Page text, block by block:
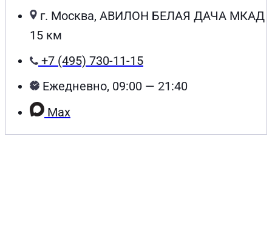
г. Москва, АВИЛОН БЕЛАЯ ДАЧА МКАД
15 км
+7 (495) 730-11-15
Ежедневно, 09:00 — 21:40
Max